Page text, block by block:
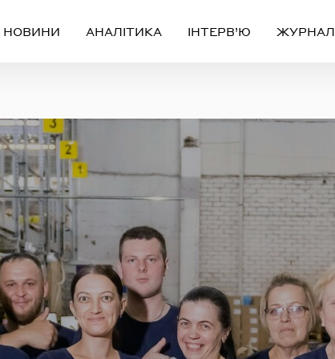
НОВИНИ АНАЛІТИКА ІНТЕРВ’Ю ЖУРНАЛ
Вхід Реєстрація
ЧЕРЕЗ СОЦІАЛЬНІ МЕРЕЖІ
FACEBOOK GOOGLE
АБО